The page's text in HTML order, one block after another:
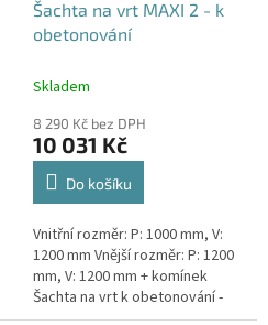
Šachta na vrt MAXI 2 - k
obetonování
Skladem
8 290 Kč bez DPH
10 031 Kč
Do košíku
Vnitřní rozměr: P: 1000 mm, V:
1200 mm Vnější rozměr: P: 1200
mm, V: 1200 mm + komínek
Šachta na vrt k obetonování -
vhodná pod parkovací stání,